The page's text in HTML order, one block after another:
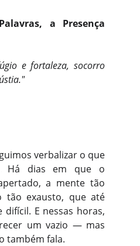
a Presença
e fortaleza, socorro
verbalizar o que
Há dias em que o
a mente tão
tão exausto, que até
E nessas horas,
um vazio — mas
também fala.